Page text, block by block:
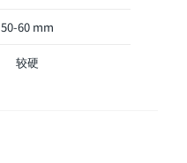
50-60 mm
较硬